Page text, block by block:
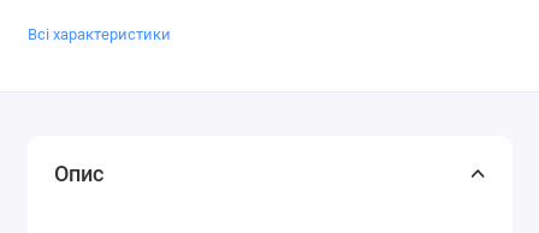
Всі характеристики
Опис